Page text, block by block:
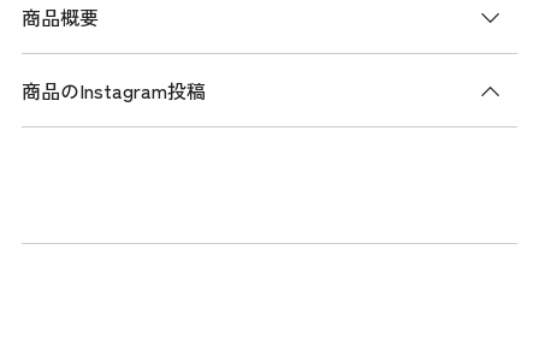
商品概要
商品説明
材を使用し、快適な被り心地を実現。頭周りはアジャスター
商品のInstagram投稿